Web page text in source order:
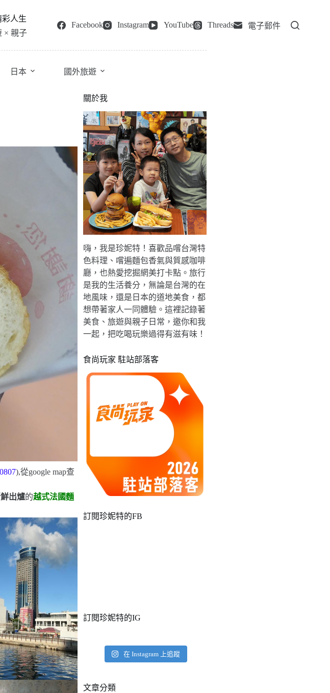
人生
× 親子
Facebook Instagram YouTube Threads 電子郵件
日本 國外旅遊
0807),從google map查
出爐的越式法國麵
關於我
嗨，我是珍妮特！喜歡品嚐台灣特
色料理、嚐遍麵包香氣與質感咖啡
廳，也熱愛挖掘網美打卡點。旅行
是我的生活養分，無論是台灣的在
地風味，還是日本的道地美食，都
想帶著家人一同體驗。這裡記錄著
美食、旅遊與親子日常，邀你和我
一起，把吃喝玩樂過得有滋有味！
食尚玩家 駐站部落客
訂閱珍妮特的FB
訂閱珍妮特的IG
在 Instagram 上追蹤
文章分類